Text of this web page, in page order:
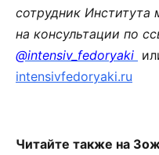
сотрудник Института
на консультации по
@intensiv_fedoryaki
intensivfedoryaki.ru
Читайте также на